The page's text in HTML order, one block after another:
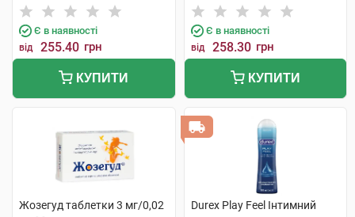
Є в наявності
від 255.40 грн
КУПИТИ
Є в наявності
від 258.30 грн
КУПИТИ
Жозегуд таблетки 3 мг/0,02
Durex Play Feel Інтимний